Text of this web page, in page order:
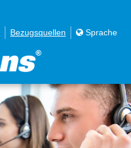
Bezugsquellen Sprache